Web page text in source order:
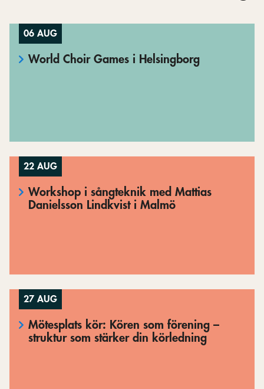
06 AUG
World Choir Games i Helsingborg
22 AUG
Workshop i sångteknik med Mattias
Danielsson Lindkvist i Malmö
27 AUG
Mötesplats kör: Kören som förening –
struktur som stärker din körledning